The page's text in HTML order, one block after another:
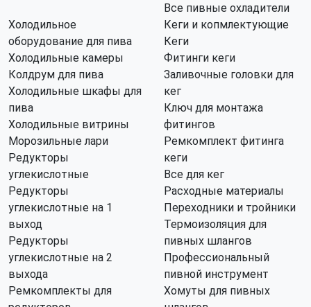
Все пивные охладители
Холодильное
оборудование для пива
Холодильные камеры
Колдрум для пива
Холодильные шкафы для
пива
Холодильные витрины
Морозильные лари
Редукторы
углекислотные
Редукторы
углекислотные на 1
выход
Редукторы
углекислотные на 2
выхода
Ремкомплекты для
Кеги и копмлектующие
Кеги
Фитинги кеги
Заливочные головки для
кег
Ключ для монтажа
фитингов
Ремкомплект фитинга
кеги
Все для кег
Расходные материалы
Переходники и тройники
Термоизоляция для
пивных шлангов
Профессиональный
пивной инструмент
Хомуты для пивных